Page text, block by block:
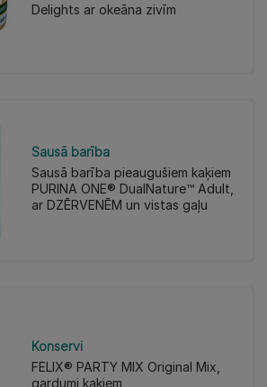
Delights ar okeāna zivīm
Sausā barība
Sausā barība pieaugušiem kaķiem
PURINA ONE® DualNature™ Adult,
ar DZĒRVENĒM un vistas gaļu
Konservi
FELIX® PARTY MIX Original Mix,
gardumi kaķiem